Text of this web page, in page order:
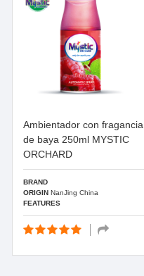
Ambientador con fragancia
de baya 250ml MYSTIC
ORCHARD
BRAND
ORIGIN NanJing China
FEATURES